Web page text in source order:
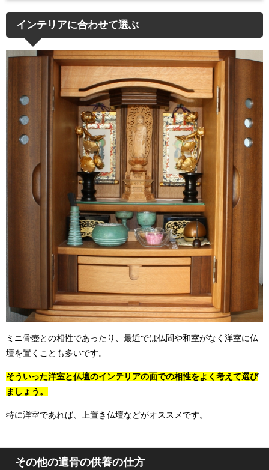
インテリアに合わせて選ぶ
ミニ骨壺との相性であったり、最近では仏間や和室がなく洋室に仏
壇を置くことも多いです。
そういった洋室と仏壇のインテリアの面での相性をよく考えて選び
ましょう。
特に洋室であれば、上置き仏壇などがオススメです。
その他の遺骨の供養の仕方